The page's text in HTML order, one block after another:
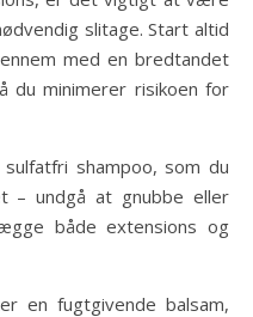
slitage. Start altid
med en bredtandet
du minimerer risikoen for
shampoo, som du
– undgå at gnubbe eller
både extensions og
en fugtgivende balsam,